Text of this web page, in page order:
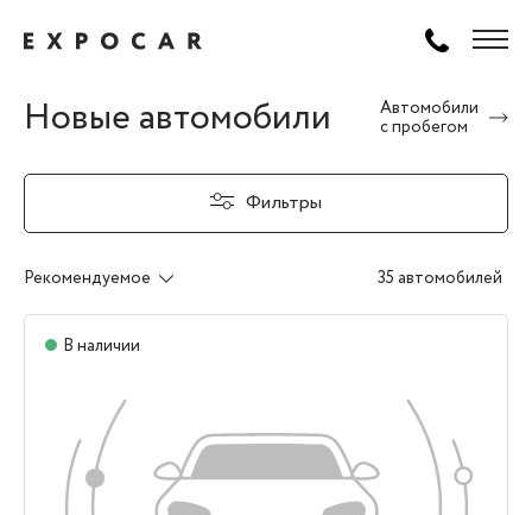
Новые автомобили
Автомобили
с пробегом
Фильтры
Рекомендуемое 35 автомобилей
В наличии